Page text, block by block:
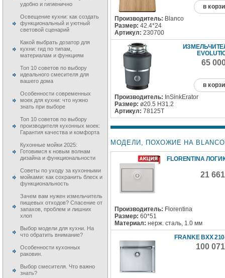
в
Производитель: Blanco
Размер: 42.4*24
Артикул: 230700
65
в
Производитель: InSinkErator
Размер: ø20.5 H31.2
Артикул: 78125T
МОДЕЛИ, ПОХОЖИЕ НА BLANCO
FLORENTINA
21
Производитель: Florentina
Размер: 60*51
Материал: нерж. сталь, 1.0 мм
FRANKE BXX
100
удобно и гигиенично
Освещение кухни: как создать
функциональный и уютный
световой сценарий
Какой выбрать дозатор для
кухни: гид по типам,
материалам и функциям
Топ 10 советов по выбору
идеального смесителя для
вашего дома
Особенности современных
моек для кухни: что нужно
знать при выборе
Топ 10 советов по выбору
производителя кухонных моек:
Гарантия качества и комфорта
Кухонные мойки 2025:
Готовимся к новым волнам
дизайна и функциональности
Советы по уходу за кухонными
мойками: как сохранить блеск и
функциональность
Зачем вам нужен измельчитель
пищевых отходов? Спасение от
запахов, проблем и лишних
хлоп
Выбор модели для кухни. На
что обратить внимание?
Особенности кухонных
раковин.
Выбор смесителя. Что важно
знать?